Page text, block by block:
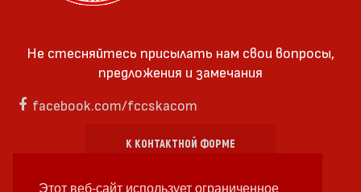
Этот веб-сайт использует ограниченное
Не стесняйтесь присылать нам свои вопросы,
предложения и замечания
facebook.com/fccskacom
К КОНТАКТНОЙ ФОРМЕ